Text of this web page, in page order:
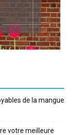
de la mangue
votre meilleure